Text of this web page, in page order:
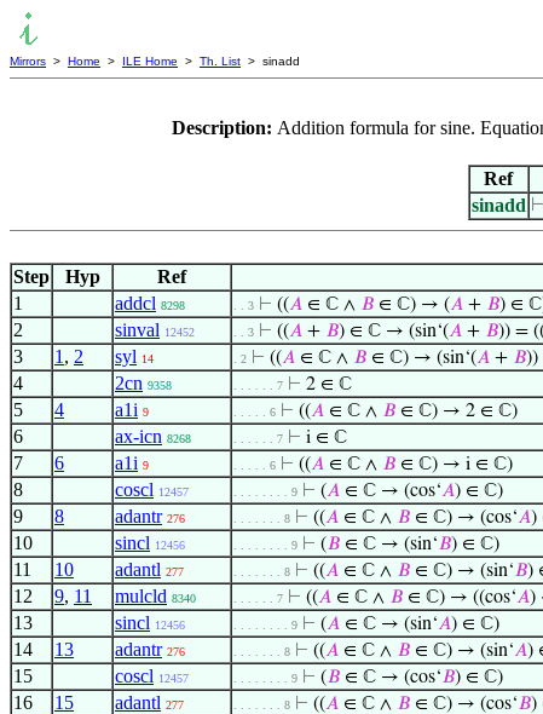
Mirrors > Home > ILE Home > Th. List > sinadd
Description: Addition formula for sine.
Ref
sinadd ⊢
Step
Hyp Ref
1
addcl 8298 . . 3 ⊢ ((𝐴 ∈ ℂ ∧ 𝐵 ∈ ℂ) → (𝐴 + 𝐵) ∈
2 sinval 12452 . . 3 ⊢ ((𝐴 + 𝐵) ∈ ℂ → (sin‘(𝐴 + 𝐵)) =
3 1 , 2 syl 14 . 2 ⊢ ((𝐴 ∈ ℂ ∧ 𝐵 ∈ ℂ) → (sin‘(𝐴 + 𝐵))
4 2cn 9358 . . . . . . 7 ⊢ 2 ∈ ℂ
5 4 a1i 9 . . . . . 6 ⊢ ((𝐴 ∈ ℂ ∧ 𝐵 ∈ ℂ) → 2 ∈ ℂ)
6 ax-icn 8268 . . . . . . 7 ⊢ i ∈ ℂ
7 6 a1i 9 . . . . . 6 ⊢ ((𝐴 ∈ ℂ ∧ 𝐵 ∈ ℂ) → i ∈ ℂ)
8 coscl 12457 . . . . . . . . 9 ⊢ (𝐴 ∈ ℂ → (cos‘𝐴) ∈ ℂ)
9 8 adantr 276 . . . . . . . 8 ⊢ ((𝐴 ∈ ℂ ∧ 𝐵 ∈ ℂ) → (cos‘𝐴)
10 sincl 12456 . . . . . . . . 9 ⊢ (𝐵 ∈ ℂ → (sin‘𝐵) ∈ ℂ)
11 10 adantl 277 . . . . . . . 8 ⊢ ((𝐴 ∈ ℂ ∧ 𝐵 ∈ ℂ) → (sin‘𝐵)
12 9, 11 mulcld 8340 . . . . . . 7 ⊢ ((𝐴 ∈ ℂ ∧ 𝐵 ∈ ℂ) → ((cos‘𝐴)
13 sincl 12456 . . . . . . . . 9 ⊢ (𝐴 ∈ ℂ → (sin‘𝐴) ∈ ℂ)
14 13 adantr 276 . . . . . . . 8 ⊢ ((𝐴 ∈ ℂ ∧ 𝐵 ∈ ℂ) → (sin‘𝐴)
15 coscl 12457 . . . . . . . . 9 ⊢ (𝐵 ∈ ℂ → (cos‘𝐵) ∈ ℂ)
16 15 adantl 277 . . . . . . . 8 ⊢ ((𝐴 ∈ ℂ ∧ 𝐵 ∈ ℂ) → (cos‘𝐵)